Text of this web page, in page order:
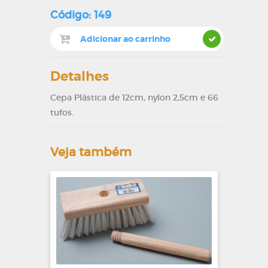
Código: 149
Detalhes
Cepa Plástica de 12cm, nylon 2,5cm e 66
tufos.
Veja também